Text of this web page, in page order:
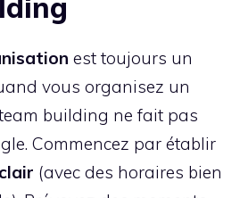
est toujours un
vous organisez un
building ne fait pas
Commencez par établir
(avec des horaires bien